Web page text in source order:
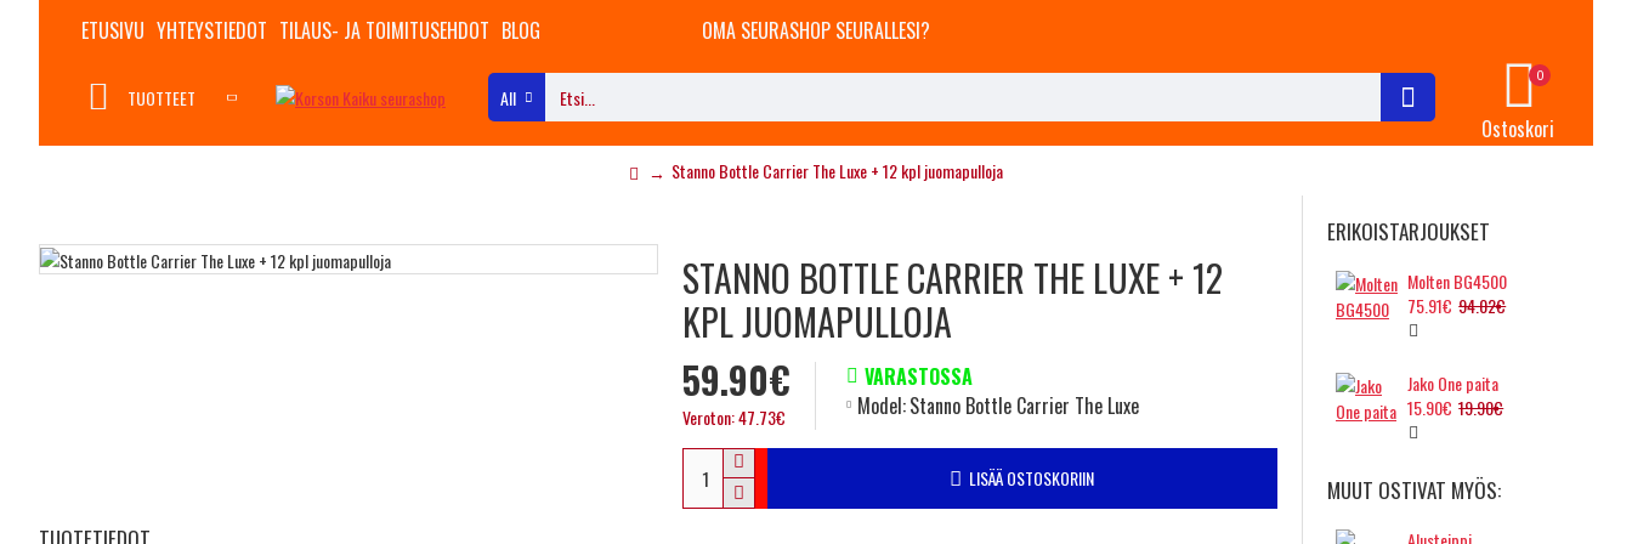
ETUSIVU YHTEYSTIEDOT TILAUS- JA TOIMITUSEHDOT BLOG OMA SEURASHOP SEURALLESI?
TUOTTEET All
Ostoskori
0
Stanno Bottle Carrier The Luxe + 12 kpl juomapulloja
STANNO BOTTLE CARRIER THE LUXE + 12
KPL JUOMAPULLOJA
59.90€
Veroton: 47.73€
VARASTOSSA
Model:Stanno Bottle Carrier The Luxe
LISÄÄ OSTOSKORIIN
ERIKOISTARJOUKSET
Molten BG4500
75.91€ 94.02€
Jako One paita
15.90€ 19.90€
MUUT OSTIVAT MYÖS: